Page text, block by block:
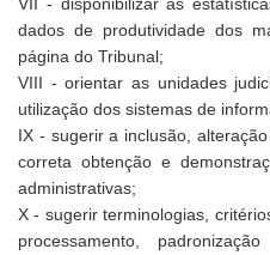
dados de produtividade dos
página do Tribunal;
VIII - orientar as unidades
utilização dos sistemas de
IX - sugerir a inclusão,
correta obtenção e
administrativas;
X - sugerir terminologias,
processamento,